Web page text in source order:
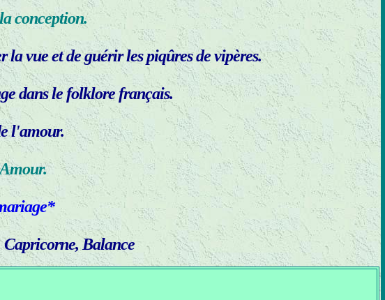
conception.
vue et de guérir les piqûres de vipères.
dans le folklore français.
l'amour.
Capricorne, Balance